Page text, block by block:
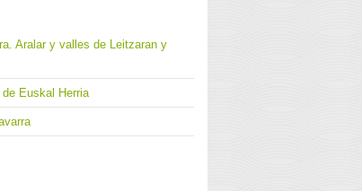
Aralar y valles de Leitzaran y
Euskal Herria